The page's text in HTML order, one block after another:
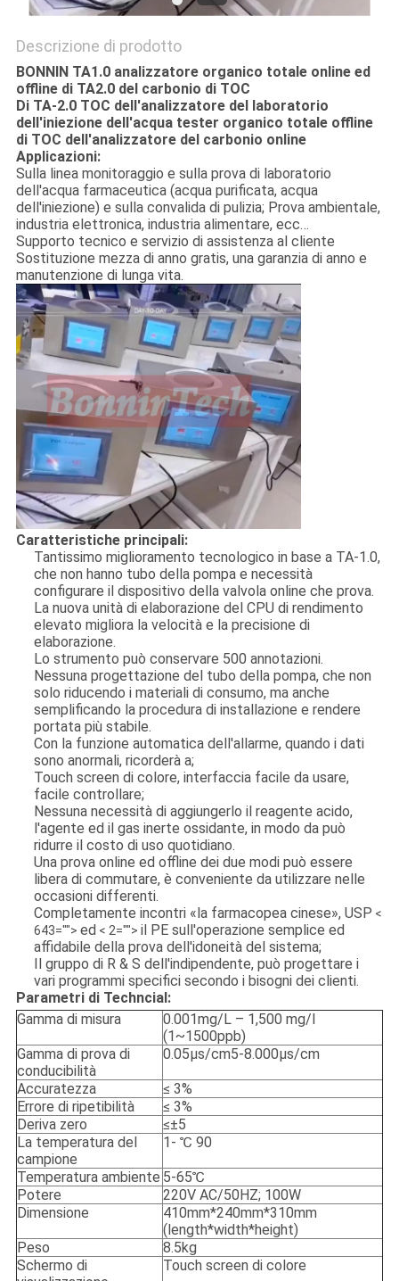
Descrizione di prodotto
BONNIN TA1.0 analizzatore organico totale online ed
offline di TA2.0 del carbonio di TOC
Di TA-2.0 TOC dell'analizzatore del laboratorio
dell'iniezione dell'acqua tester organico totale offline
di TOC dell'analizzatore del carbonio online
Applicazioni:
Sulla linea monitoraggio e sulla prova di laboratorio
dell'acqua farmaceutica (acqua purificata, acqua
dell'iniezione) e sulla convalida di pulizia; Prova ambientale,
industria elettronica, industria alimentare, ecc…
Supporto tecnico e servizio di assistenza al cliente
Sostituzione mezza di anno gratis, una garanzia di anno e
manutenzione di lunga vita.
Caratteristiche principali:
Tantissimo miglioramento tecnologico in base a TA-1.0,
che non hanno tubo della pompa e necessità
configurare il dispositivo della valvola online che prova.
La nuova unità di elaborazione del CPU di rendimento
elevato migliora la velocità e la precisione di
elaborazione.
Lo strumento può conservare 500 annotazioni.
Nessuna progettazione del tubo della pompa, che non
solo riducendo i materiali di consumo, ma anche
semplificando la procedura di installazione e rendere
portata più stabile.
Con la funzione automatica dell'allarme, quando i dati
sono anormali, ricorderà a;
Touch screen di colore, interfaccia facile da usare,
facile controllare;
Nessuna necessità di aggiungerlo il reagente acido,
l'agente ed il gas inerte ossidante, in modo da può
ridurre il costo di uso quotidiano.
Una prova online ed offline dei due modi può essere
libera di commutare, è conveniente da utilizzare nelle
occasioni differenti.
Completamente incontri «la farmacopea cinese», USP <
643=""> ed < 2=""> il PE sull'operazione semplice ed
affidabile della prova dell'idoneità del sistema;
Il gruppo di R & S dell'indipendente, può progettare i
vari programmi specifici secondo i bisogni dei clienti.
Parametri di Techncial:
Gamma di misura
0.001mg/L – 1,500 mg/l
(1~1500ppb)
Gamma di prova di
conducibilità
0.05μs/cm5-8.000μs/cm
Accuratezza
≤ 3%
Errore di ripetibilità
≤ 3%
Deriva zero
≤±5
La temperatura del
campione
1- ℃ 90
Temperatura ambiente 5-65℃
Potere
220V AC/50HZ; 100W
Dimensione
410mm*240mm*310mm
(length*width*height)
Peso
8.5kg
Schermo di
Touch screen di colore